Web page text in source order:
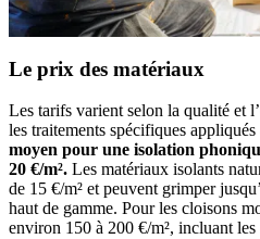
Le prix des matériaux
Les tarifs varient selon la qualité et
les traitements spécifiques
moyen pour une isolation
20 €/m². Les matériaux isolants
de 15 €/m² et peuvent grimper
haut de gamme. Pour les cloisons
environ 150 à 200 €/m², incluant